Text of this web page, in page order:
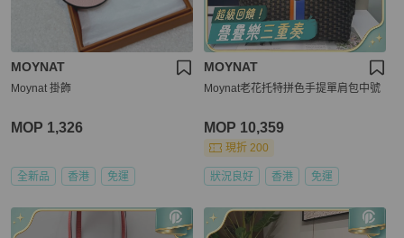
MOYNAT
Moynat 掛飾
MOP 1,326
全新品 香港 免運
MOYNAT
Moynat老花托特拼色手提單肩包中號
MOP 10,359
現折 200
狀況良好 香港 免運